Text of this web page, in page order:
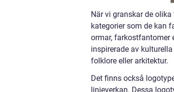
När vi granskar de
kategorier som de kan
ormar, farkostfantomer
inspirerade av
folklore eller arkitektur.
Det finns också
linjeverkan. Dessa